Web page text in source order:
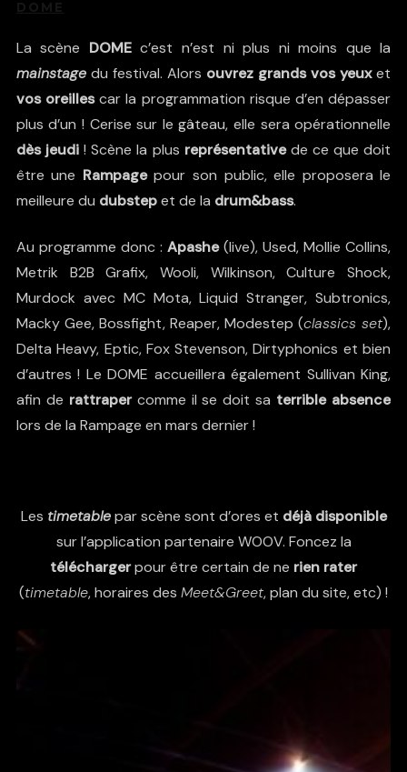
La scène DOMEc’est n’est ni plus ni moins que la
mainstage du festival. Alors ouvrez grands vos yeuxet
vos oreillescar la programmation risque d’en dépasser
plus d’un ! Cerise sur le gâteau, elle sera opérationnelle
dès jeudi ! Scène la plus représentativede ce que doit
être une Rampagepour son public, elle proposera le
meilleure du dubstepet de la drum&bass.
Au programme donc : Apashe(live),Used,Mollie Collins,
Metrik B2BGrafix,Wooli, Wilkinson,Culture Shock,
Murdock avec MC Mota,Liquid Stranger,Subtronics,
Macky Gee, Bossfight, Reaper,Modestep (classics set),
Delta Heavy, Eptic, Fox Stevenson,Dirtyphonics et bien
d’autres ! Le DOME accueillera également Sullivan King,
afin de rattrapercomme il se doit sa terrible absence
lors de la Rampage en mars dernier !
Les timetable par scène sont d’ores et déjà disponible
sur l’application partenaire WOOV. Foncez la
téléchargerpour être certain de ne rien rater
(timetable, horaires des Meet&Greet, plan du site, etc) !